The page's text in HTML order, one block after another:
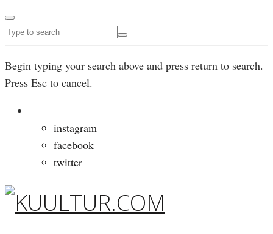
Begin typing your search above and press return to search.
Press Esc to cancel.
instagram
facebook
twitter